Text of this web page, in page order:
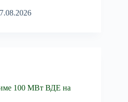
100 МВт ВДЕ на